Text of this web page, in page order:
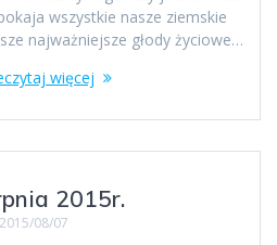
wszystkie nasze ziemskie
najważniejsze głody życiowe…
więcej
2015r.
2015/08/07